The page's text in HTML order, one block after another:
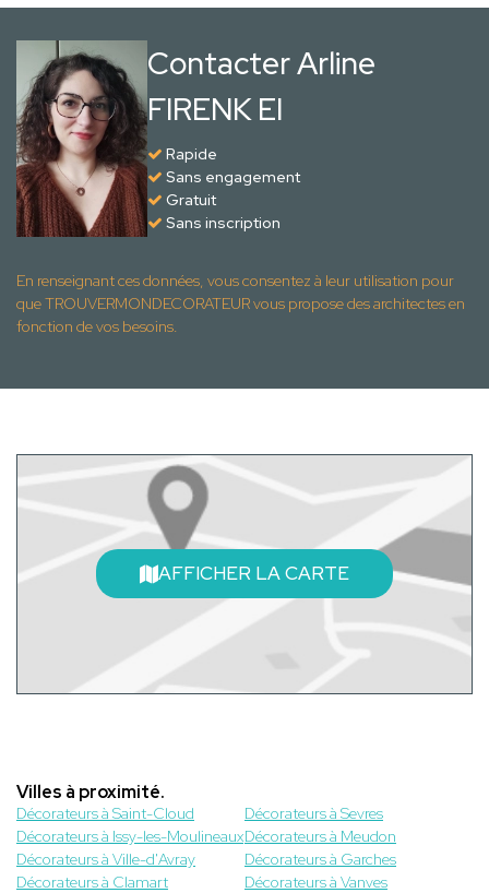
Contacter Arline
FIRENK EI
Rapide
Sans engagement
Gratuit
Sans inscription
En renseignant ces données, vous consentez à leur utilisation pour
que TROUVERMONDECORATEUR vous propose des architectes en
fonction de vos besoins.
AFFICHER LA CARTE
Villes à proximité.
Décorateurs à Saint-Cloud
Décorateurs à Sevres
Décorateurs à Issy-les-MoulineauxDécorateurs à Meudon
Décorateurs à Ville-d'Avray
Décorateurs à Garches
Décorateurs à Clamart
Décorateurs à Vanves